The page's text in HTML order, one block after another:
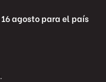
agosto para el país